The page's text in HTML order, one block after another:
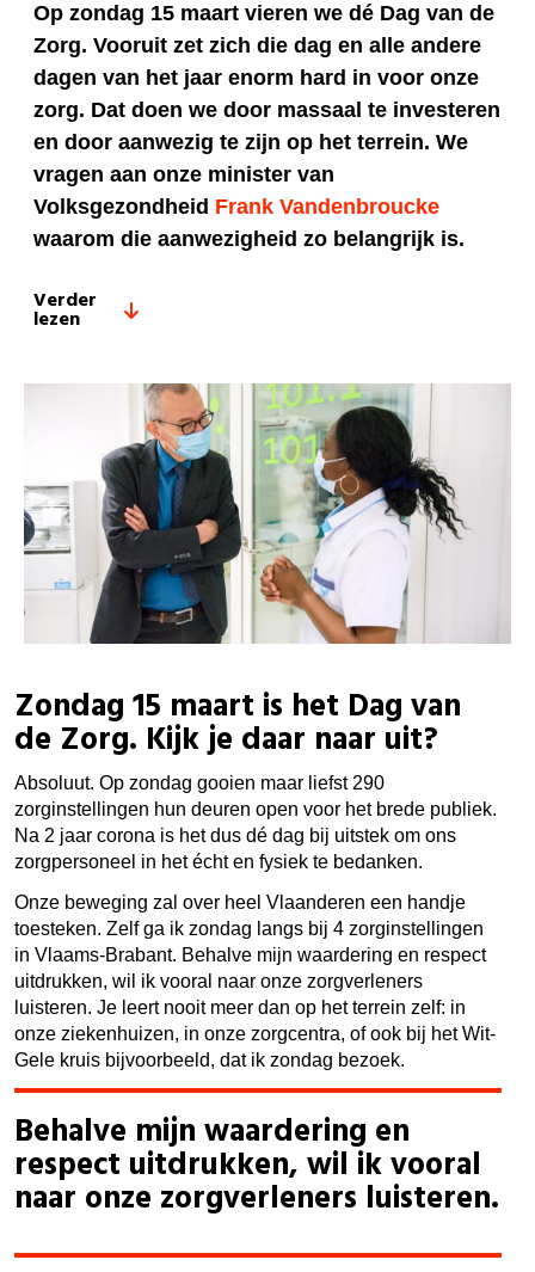
Op zondag 15 maart vieren we dé Dag van de
Zorg. Vooruit zet zich die dag en alle andere
dagen van het jaar enorm hard in voor onze
zorg. Dat doen we door massaal te investeren
en door aanwezig te zijn op het terrein. We
vragen aan onze minister van
Volksgezondheid Frank Vandenbroucke
waarom die aanwezigheid zo belangrijk is.
Verder
lezen
Zondag 15 maart is het Dag van
de Zorg. Kijk je daar naar uit?
Absoluut. Op zondag gooien maar liefst 290
zorginstellingen hun deuren open voor het brede publiek.
Na 2 jaar corona is het dus dé dag bij uitstek om ons
zorgpersoneel in het écht en fysiek te bedanken.
Onze beweging zal over heel Vlaanderen een handje
toesteken. Zelf ga ik zondag langs bij 4 zorginstellingen
in Vlaams-Brabant. Behalve mijn waardering en respect
uitdrukken, wil ik vooral naar onze zorgverleners
luisteren. Je leert nooit meer dan op het terrein zelf: in
onze ziekenhuizen, in onze zorgcentra, of ook bij het Wit-
Gele kruis bijvoorbeeld, dat ik zondag bezoek.
Behalve mijn waardering en
respect uitdrukken, wil ik vooral
naar onze zorgverleners luisteren.